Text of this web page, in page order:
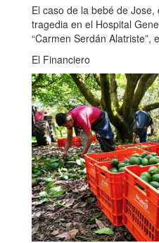
El caso de la bebé de
tragedia en el Hospital
“Carmen Serdán Alatriste”,
El Financiero